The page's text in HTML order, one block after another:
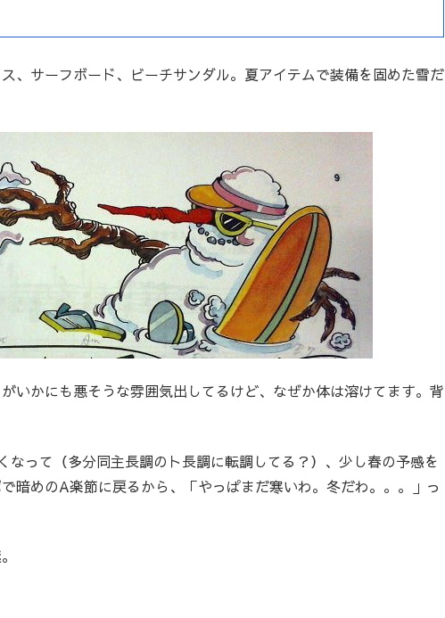
サーフボード、ビーチサンダル。夏アイテムで装備を固めた雪だ
いかにも悪そうな雰囲気出してるけど、なぜか体は溶けてます。背
なって（多分同主長調のト長調に転調してる？）、少し春の予感を
暗めのA楽節に戻るから、「やっぱまだ寒いわ。冬だわ。。。」っ